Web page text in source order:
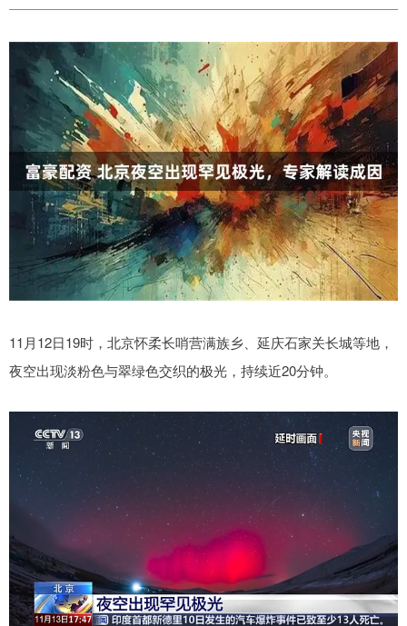
11月12日19时，北京怀柔长哨营满族乡、延庆石家关长城等地，
夜空出现淡粉色与翠绿色交织的极光，持续近20分钟。